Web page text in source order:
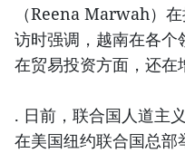
（Reena Marwah）
访时强调，越南在各个
在贸易投资方面，还在
. 日前，联合国人道主
在美国纽约联合国总部